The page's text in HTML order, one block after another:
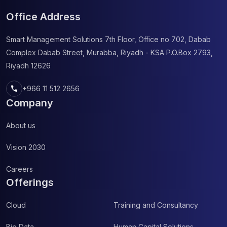
Office Address
Smart Management Solutions 7th Floor, Office no 702, Dabab
Complex Dabab Street, Murabba, Riyadh - KSA P.O.Box 2793,
Riyadh 12626
call +966 11 512 2656
Company
About us
Vision 2030
Careers
Offerings
Cloud Training and Consultancy